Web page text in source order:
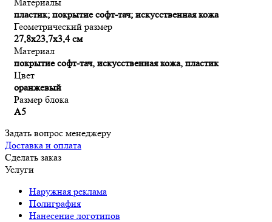
пластик; покрытие софт-тач; искусственная кожа
Геометрический размер
27,8х23,7х3,4 см
Материал
покрытие софт-тач, искусственная кожа, пластик
Цвет
оранжевый
Размер блока
А5
Задать вопрос менеджеру
Доставка и оплата
Сделать заказ
Услуги
Наружная реклама
Полиграфия
Нанесение логотипов